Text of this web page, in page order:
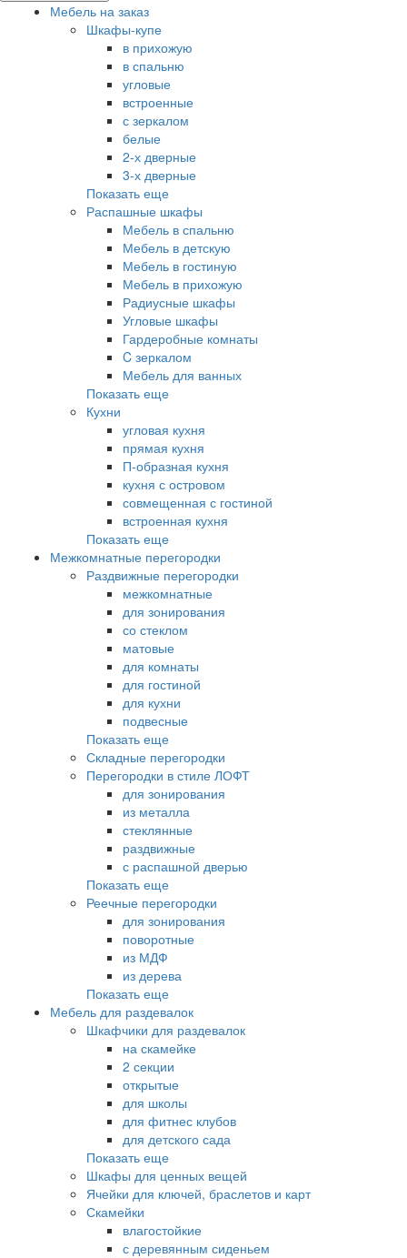
Мебель на заказ
Шкафы-купе
в прихожую
в спальню
угловые
встроенные
с зеркалом
белые
2-х дверные
3-х дверные
Показать еще
Распашные шкафы
Мебель в спальню
Мебель в детскую
Мебель в гостиную
Мебель в прихожую
Радиусные шкафы
Угловые шкафы
Гардеробные комнаты
C зеркалом
Мебель для ванных
Показать еще
Кухни
угловая кухня
прямая кухня
П-образная кухня
кухня с островом
совмещенная с гостиной
встроенная кухня
Показать еще
Межкомнатные перегородки
Раздвижные перегородки
межкомнатные
для зонирования
со стеклом
матовые
для комнаты
для гостиной
для кухни
подвесные
Показать еще
Складные перегородки
Перегородки в стиле ЛОФТ
для зонирования
из металла
стеклянные
раздвижные
с распашной дверью
Показать еще
Реечные перегородки
для зонирования
поворотные
из МДФ
из дерева
Показать еще
Мебель для раздевалок
Шкафчики для раздевалок
на скамейке
2 секции
открытые
для школы
для фитнес клубов
для детского сада
Показать еще
Шкафы для ценных вещей
Ячейки для ключей, браслетов и карт
Скамейки
влагостойкие
с деревянным сиденьем